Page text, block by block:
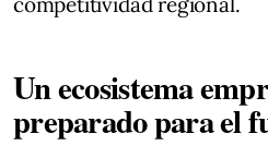
Un ecosistema
preparado para el